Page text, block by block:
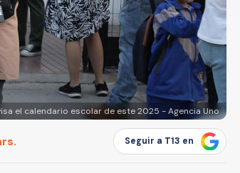
el calendario escolar de este 2025 - Agencia Uno
Seguir a T13 en